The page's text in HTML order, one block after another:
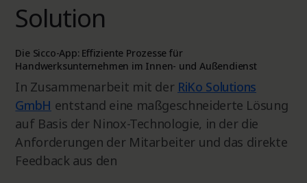
Solution
Die Sicco-App: Effiziente Prozesse für
Handwerksunternehmen im Innen- und Außendienst
In Zusammenarbeit mit der RiKo Solutions
GmbH entstand eine maßgeschneiderte Lösung
auf Basis der Ninox-Technologie, in der die
Anforderungen der Mitarbeiter und das direkte
Feedback aus den